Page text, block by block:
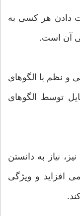
دادن هر کسی به
آن است.
و نظم با الگوهای
توسط الگوهای
نیاز به دانستن
افزاید و ویژگی